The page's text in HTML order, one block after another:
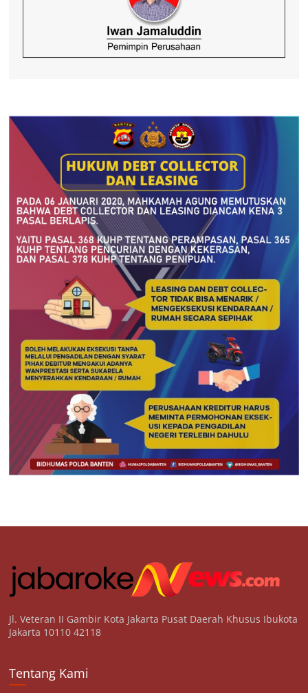
Jl. Veteran II Gambir Kota Jakarta Pusat Daerah Khusus Ibukota
Jakarta 10110 42118
Tentang Kami